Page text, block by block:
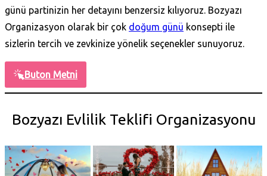
günü partinizin her detayını benzersiz kılıyoruz. Bozyazı
Organizasyon olarak bir çok doğum günü konsepti ile
sizlerin tercih ve zevkinize yönelik seçenekler sunuyoruz.
Buton Metni
Bozyazı Evlilik Teklifi Organizasyonu